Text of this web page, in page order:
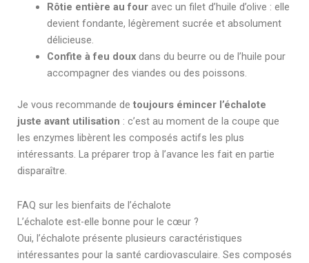
Rôtie entière au four avec un filet d’huile d’olive : elle
devient fondante, légèrement sucrée et absolument
délicieuse.
Confite à feu doux dans du beurre ou de l’huile pour
accompagner des viandes ou des poissons.
Je vous recommande de toujours émincer l’échalote
juste avant utilisation : c’est au moment de la coupe que
les enzymes libèrent les composés actifs les plus
intéressants. La préparer trop à l’avance les fait en partie
disparaître.
FAQ sur les bienfaits de l’échalote
L’échalote est-elle bonne pour le cœur ?
Oui, l’échalote présente plusieurs caractéristiques
intéressantes pour la santé cardiovasculaire. Ses composés